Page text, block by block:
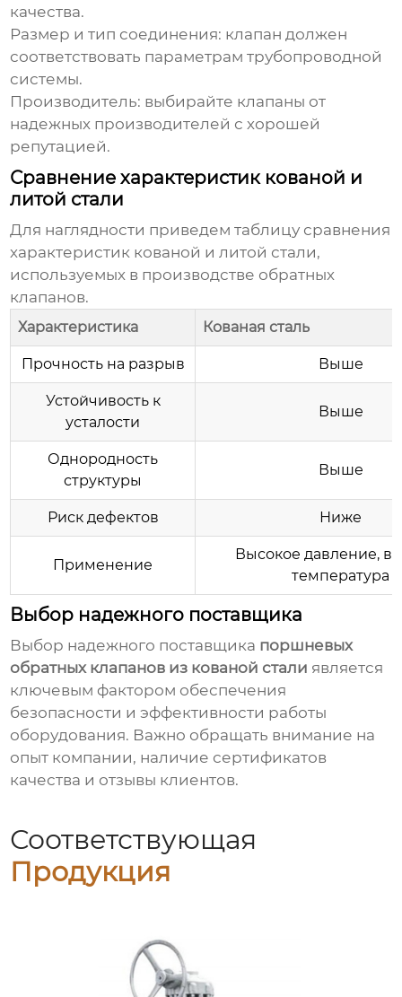
качества.
Размер и тип соединения: клапан должен
соответствовать параметрам трубопроводной
системы.
Производитель: выбирайте клапаны от
надежных производителей с хорошей
репутацией.
Сравнение характеристик кованой и
литой стали
Для наглядности приведем таблицу сравнения
характеристик кованой и литой стали,
используемых в производстве обратных
клапанов.
Характеристика Кованая сталь
Прочность на разрыв Выше
Устойчивость к
усталости
Выше
Однородность
структуры
Выше
Риск дефектов Ниже
Применение
Высокое давление,
температура
Выбор надежного поставщика
Выбор надежного поставщика поршневых
обратных клапанов из кованой стали является
ключевым фактором обеспечения
безопасности и эффективности работы
оборудования. Важно обращать внимание на
опыт компании, наличие сертификатов
качества и отзывы клиентов.
Соответствующая
Продукция